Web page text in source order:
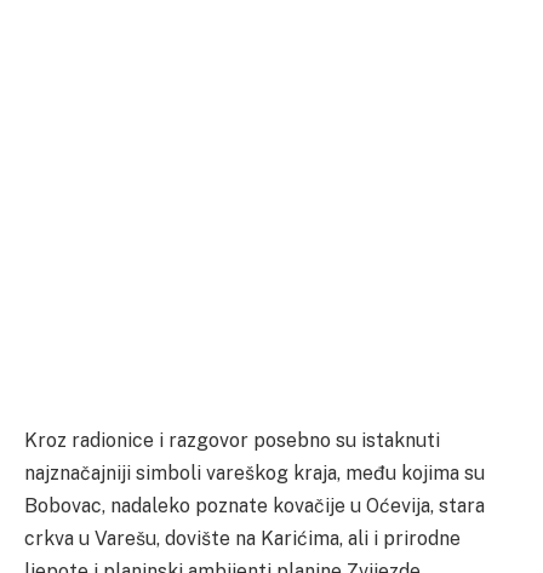
Kroz radionice i razgovor posebno su istaknuti
najznačajniji simboli vareškog kraja, među kojima su
Bobovac, nadaleko poznate kovačije u Oćevija, stara
crkva u Varešu, dovište na Karićima, ali i prirodne